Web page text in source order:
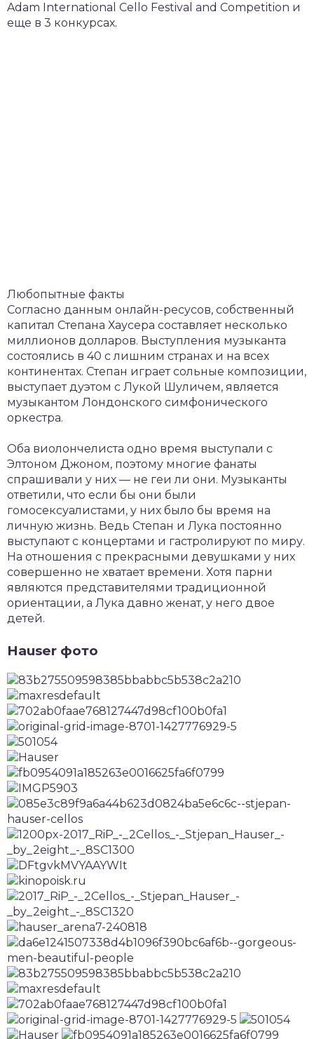
Adam International Cello Festival and Competition и
еще в 3 конкурсах.
Любопытные факты
Согласно данным онлайн-ресусов, собственный
капитал Степана Хаусера составляет несколько
миллионов долларов. Выступления музыканта
состоялись в 40 с лишним странах и на всех
континентах. Степан играет сольные композиции,
выступает дуэтом с Лукой Шуличем, является
музыкантом Лондонского симфонического
оркестра.
Оба виолончелиста одно время выступали с
Элтоном Джоном, поэтому многие фанаты
спрашивали у них — не геи ли они. Музыканты
ответили, что если бы они были
гомосексуалистами, у них было бы время на
личную жизнь. Ведь Степан и Лука постоянно
выступают с концертами и гастролируют по миру.
На отношения с прекрасными девушками у них
совершенно не хватает времени. Хотя парни
являются представителями традиционной
ориентации, а Лука давно женат, у него двое
детей.
Hauser фото